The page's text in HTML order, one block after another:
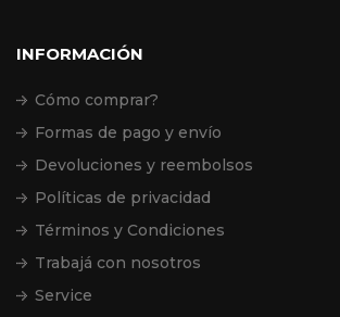
INFORMACIÓN
Cómo comprar?
Formas de pago y envío
Devoluciones y reembolsos
Políticas de privacidad
Términos y Condiciones
Trabajá con nosotros
Service